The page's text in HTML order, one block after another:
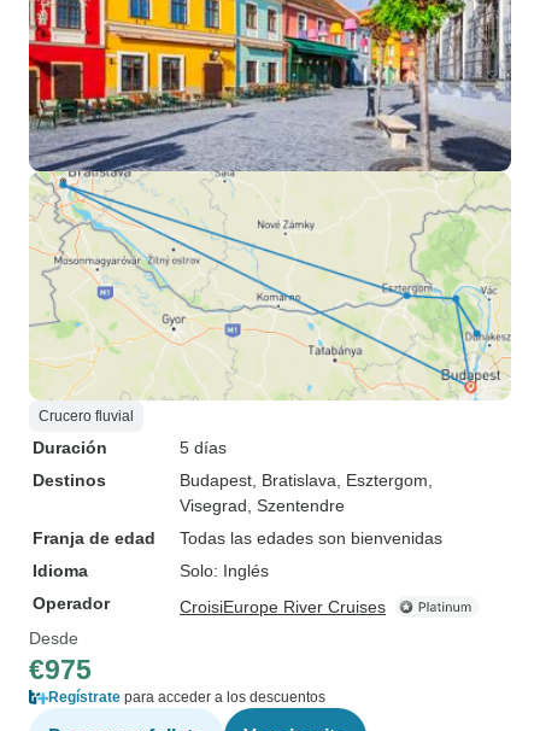
Crucero fluvial
Duración
5 días
Destinos
Budapest , Bratislava , Esztergom
Visegrad , Szentendre
Franja de edad
Todas las edades son bienvenidas
Idioma
Solo: Inglés
Operador
CroisiEurope River Cruises
Desde
€975
Regístrate para acceder a los descuentos